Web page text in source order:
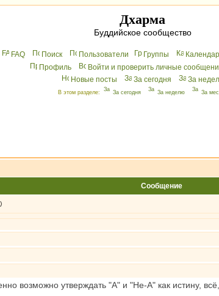
Дхарма
Буддийское сообщество
FAQ Поиск Пользователи Группы
Профиль
Войти и проверить личные
Новые посты
За сегодня За
В этом разделе: За сегодня За неделю За
Сообщение
возможно утверждать "А" и "Не-А" как истину,